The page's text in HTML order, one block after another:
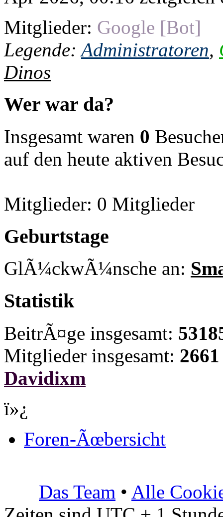
Mitglieder: Google [Bot]
Legende: Administratoren,
Dinos
Wer war da?
Insgesamt waren 0
auf den heute aktiven
Mitglieder: 0 Mitglieder
Geburtstage
GlÃ¼ckwÃ¼nsche an:
Statistik
BeitrÃ¤ge insgesamt:
Mitglieder insgesamt: 2661
Davidixm
ï»¿
Foren-Ãœbersicht
Das Team • Alle